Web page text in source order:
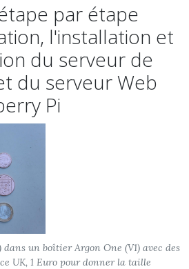
par étape
l'installation et
du serveur de
du serveur Web
Pi
dans un boîtier Argon One (V1) avec des
UK, 1 Euro pour donner la taille